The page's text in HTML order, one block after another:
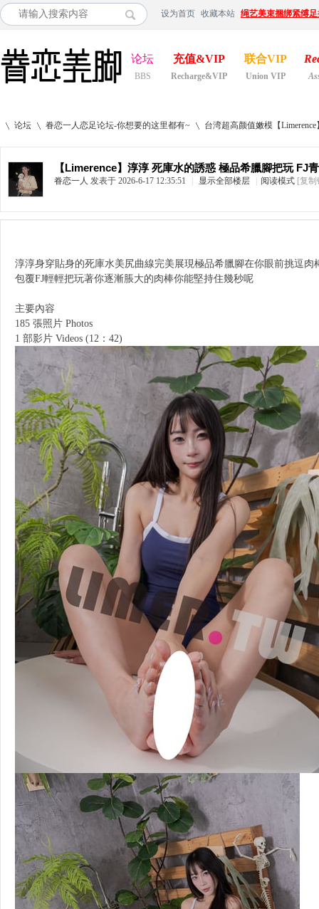
设为首页 收藏本站 绳艺美束捆绑紧缚
论坛
BBS
充值&VIP
Recharge&VIP
联合VIP
Union VIP
论坛
›
眷恋一人恋足论坛-你想要的这里都有~
›
台湾超高颜值嫩模【
【Limerence】淳淳 死庫水的誘惑 極品希臘腳把玩 FJ
眷恋一人 发表于 2026-6-17 12:35:51 显示全部楼层 阅读模式 [复
淳淳身穿貼身的死庫水美尻曲線完美展現極品希臘腳在你眼前挑逗
包覆FJ輕輕把玩著你逐漸脹大的肉棒你能堅持住幾秒呢
主要內容
185 張照片 Photos
1 部影片 Videos (12：42)